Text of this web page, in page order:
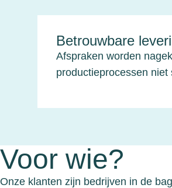
Betrouwbare
Afspraken worden
productieprocessen niet
Voor wie?
Onze klanten zijn bedrijven in de